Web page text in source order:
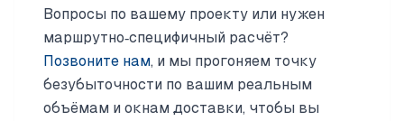
Вопросы по вашему проекту или нужен
маршрутно‑специфичный расчёт?
Позвоните нам, и мы прогоняем точку
безубыточности по вашим реальным
объёмам и окнам доставки, чтобы вы